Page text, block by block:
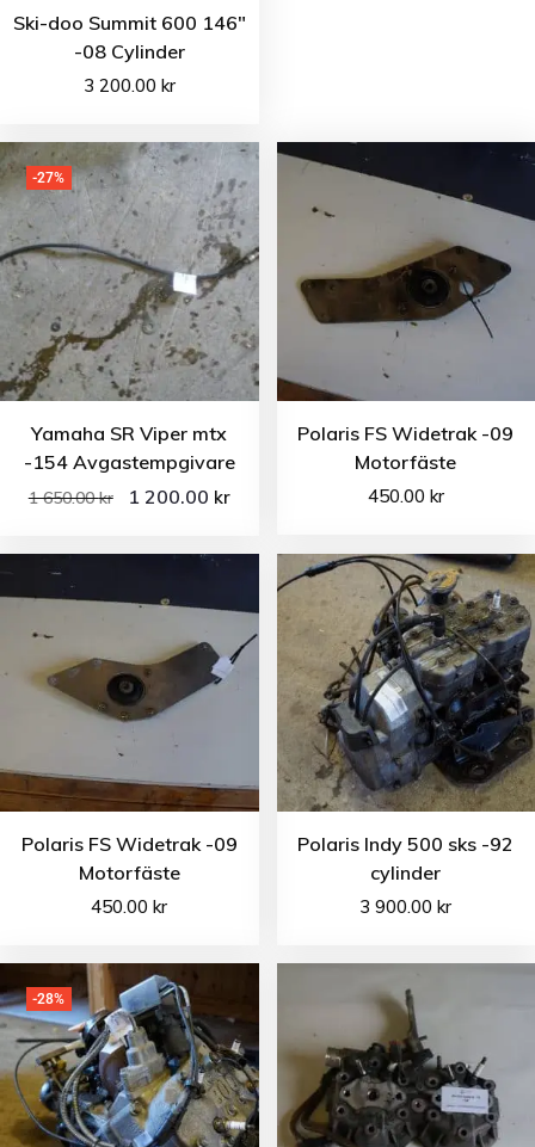
Ski-doo Summit 600 146″
-08 Cylinder
3 200.00 kr
-27%
Yamaha SR Viper mtx
-154 Avgastempgivare
1 650.00kr 1 200.00 kr
Polaris FS Widetrak -09
Motorfäste
450.00 kr
Polaris FS Widetrak -09
Motorfäste
450.00kr
Polaris Indy 500 sks -92
cylinder
3 900.00kr
-28%